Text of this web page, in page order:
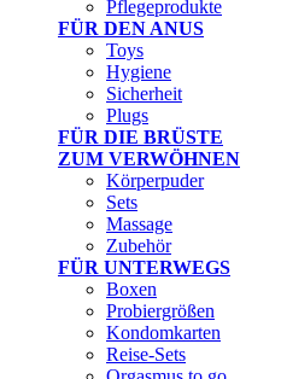
Pflegeprodukte
FÜR DEN ANUS
Toys
Hygiene
Sicherheit
Plugs
FÜR DIE BRÜSTE
ZUM VERWÖHNEN
Körperpuder
Sets
Massage
Zubehör
FÜR UNTERWEGS
Boxen
Probiergrößen
Kondomkarten
Reise-Sets